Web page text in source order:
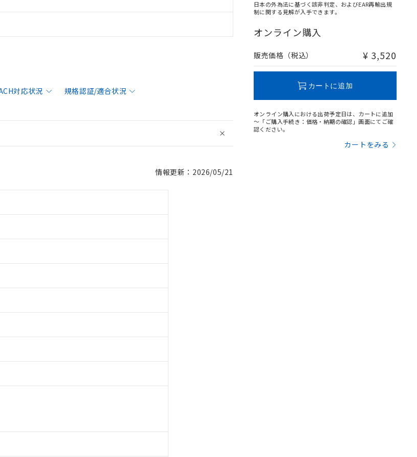
対応状況 規格認証/適合状況
情報更新：2026/05/21
日本の外為法に基づく該非判定、およびEAR再輸出規
制に関する見解が入手できます。
オンライン購入
販売価格（税込） ¥ 3,520
カートに追加
オンライン購入における出荷予定日は、カートに追加
～「ご購入手続き：価格・納期の確認」画面にてご確
認ください。
カートをみる
物質）の非含有に対応した製品が提供可能な商品です。